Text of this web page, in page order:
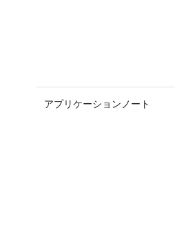
アプリケーションノート